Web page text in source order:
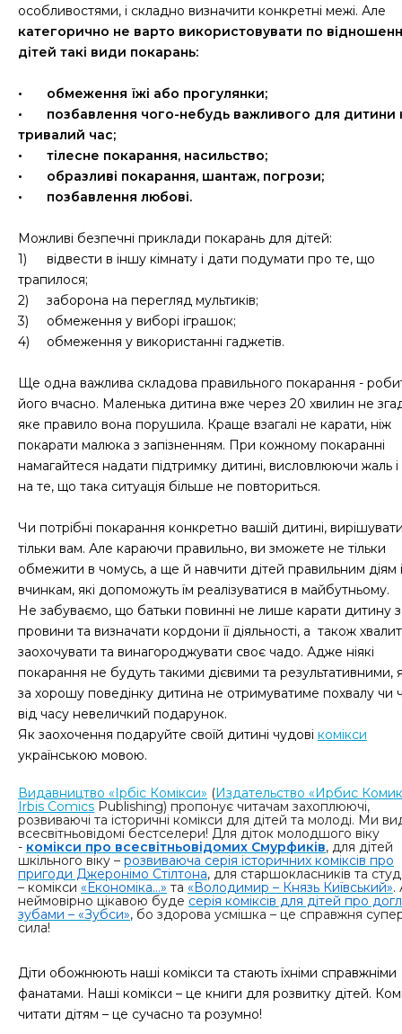
особливостями, і складно визначити конкретні межі. Але
категорично не варто використовувати по
дітей такі види покарань:
•
обмеження їжі або прогулянки;
•
позбавлення чого-небудь важливого для дитини
тривалий час;
•
тілесне покарання, насильство;
•
образливі покарання, шантаж, погрози;
•
позбавлення любові.
Можливі безпечні приклади покарань для дітей:
1)
відвести в іншу кімнату і дати подумати про те, що
трапилося;
2)
заборона на перегляд мультиків;
3)
обмеження у виборі іграшок;
4)
обмеження у використанні гаджетів.
Ще одна важлива складова правильного покарання -
його вчасно. Маленька дитина вже через 20 хвилин не
яке правило вона порушила. Краще взагалі не карати, ніж
покарати малюка з запізненням. При кожному покаранні
намагайтеся надати підтримку дитині, висловлюючи жаль
на те, що така ситуація більше не повториться.
Чи потрібні покарання конкретно вашій дитині,
тільки вам. Але караючи правильно, ви зможете не тільки
обмежити в чомусь, а ще й навчити дітей правильним діям і
вчинкам, які допоможуть їм реалізуватися в майбутньому.
Не забуваємо, що батьки повинні не лише карати дитину
провини та визначати кордони її діяльності, а також
заохочувати та винагороджувати своє чадо. Адже ніякі
покарання не будуть такими дієвими та результативними,
за хорошу поведінку дитина не отримуватиме похвалу чи
від часу невеличкий подарунок.
Як заохочення подаруйте своїй дитині чудові комікси
українською мовою.
Видавництво «Ірбіс Комікси» (Издательство «Ирбис
Irbis Comics Publishing) пропонує читачам захоплюючі,
розвиваючі та історичні комікси для дітей та молоді. Ми
всесвітньовідомі бестселери! Для діток молодшого віку
- комікси про всесвітньовідомих Смурфиків, для дітей
шкільного віку – розвиваюча серія історичних коміксів про
пригоди Джеронімо Стілтона, для старшокласників та
– комікси «Економіка...» та «Володимир – Князь Київський».
неймовірно цікавою буде серія коміксів для дітей про
зубами – «Зубси», бо здорова усмішка – це справжня
сила!
Діти обожнюють наші комікси та стають їхніми справжніми
фанатами. Наші комікси – це книги для розвитку дітей.
читати дітям – це сучасно та розумно!